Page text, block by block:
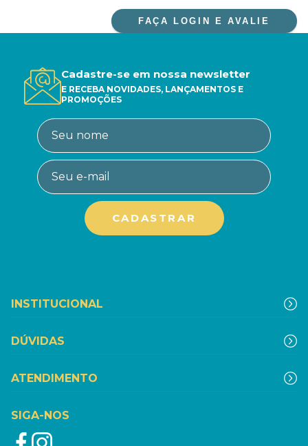
FAÇA LOGIN E AVALIE
Cadastre-se em nossa newsletter
E RECEBA NOVIDADES, LANÇAMENTOS E
PROMOÇÕES
INSTITUCIONAL
DÚVIDAS
ATENDIMENTO
SIGA-NOS